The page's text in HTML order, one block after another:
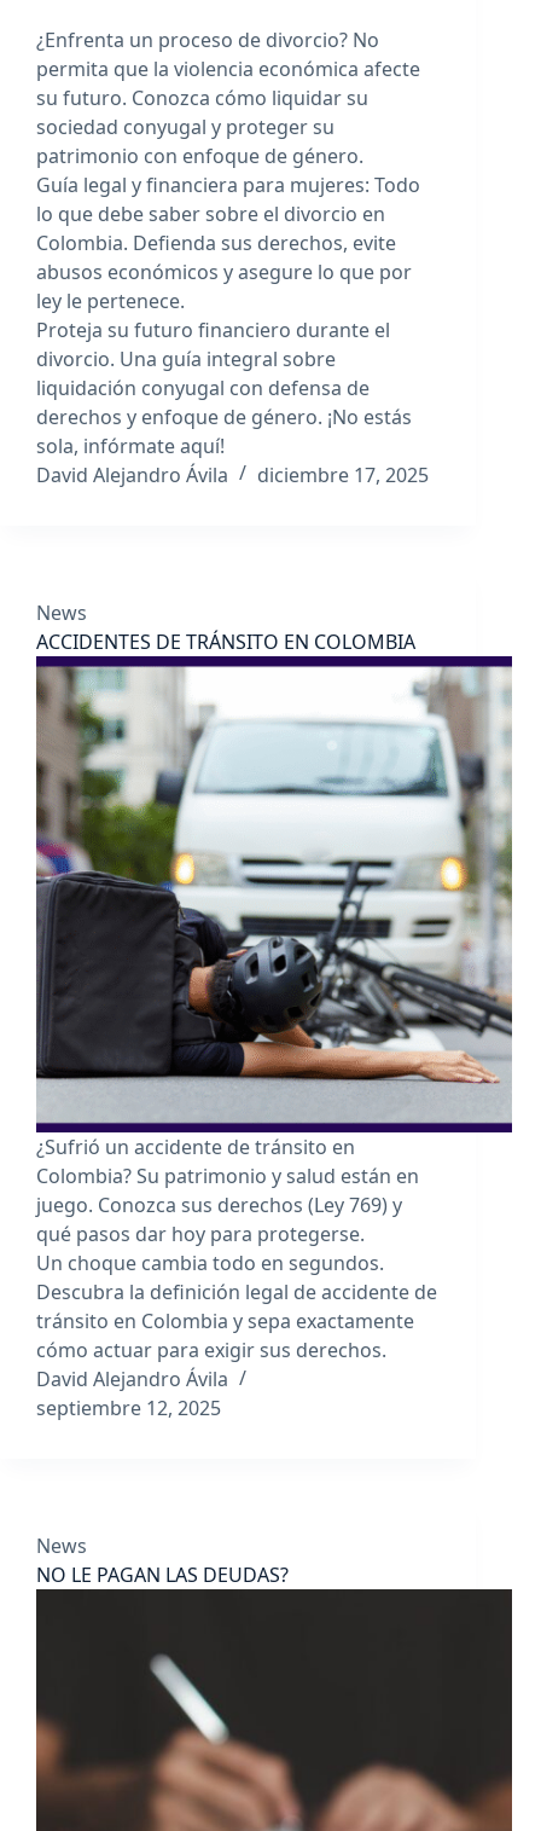
¿Enfrenta un proceso de divorcio? No
permita que la violencia económica afecte
su futuro. Conozca cómo liquidar su
sociedad conyugal y proteger su
patrimonio con enfoque de género.
Guía legal y financiera para mujeres: Todo
lo que debe saber sobre el divorcio en
Colombia. Defienda sus derechos, evite
abusos económicos y asegure lo que por
ley le pertenece.
Proteja su futuro financiero durante el
divorcio. Una guía integral sobre
liquidación conyugal con defensa de
derechos y enfoque de género. ¡No estás
sola, infórmate aquí!
David Alejandro Ávila
diciembre 17, 2025
News
ACCIDENTES DE TRÁNSITO EN COLOMBIA
¿Sufrió un accidente de tránsito en
Colombia? Su patrimonio y salud están en
juego. Conozca sus derechos (Ley 769) y
qué pasos dar hoy para protegerse.
Un choque cambia todo en segundos.
Descubra la definición legal de accidente de
tránsito en Colombia y sepa exactamente
cómo actuar para exigir sus derechos.
David Alejandro Ávila
septiembre 12, 2025
News
NO LE PAGAN LAS DEUDAS?